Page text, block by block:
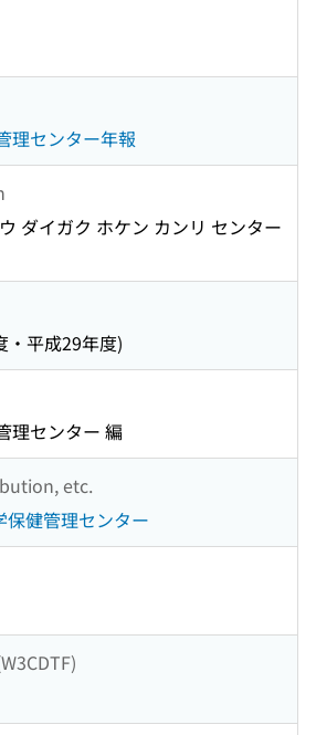
理センター年報
ダイガク ホケン カンリ センター
・平成29年度)
理センター 編
etc.
保健管理センター